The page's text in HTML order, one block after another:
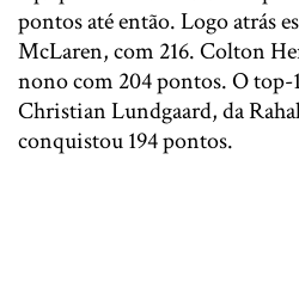
pontos até então. Logo atrás
McLaren, com 216. Colton
nono com 204 pontos. O top-
Christian Lundgaard, da
conquistou 194 pontos.